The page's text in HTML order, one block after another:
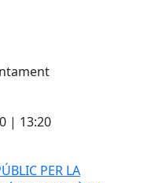
| 13:20
PER LA